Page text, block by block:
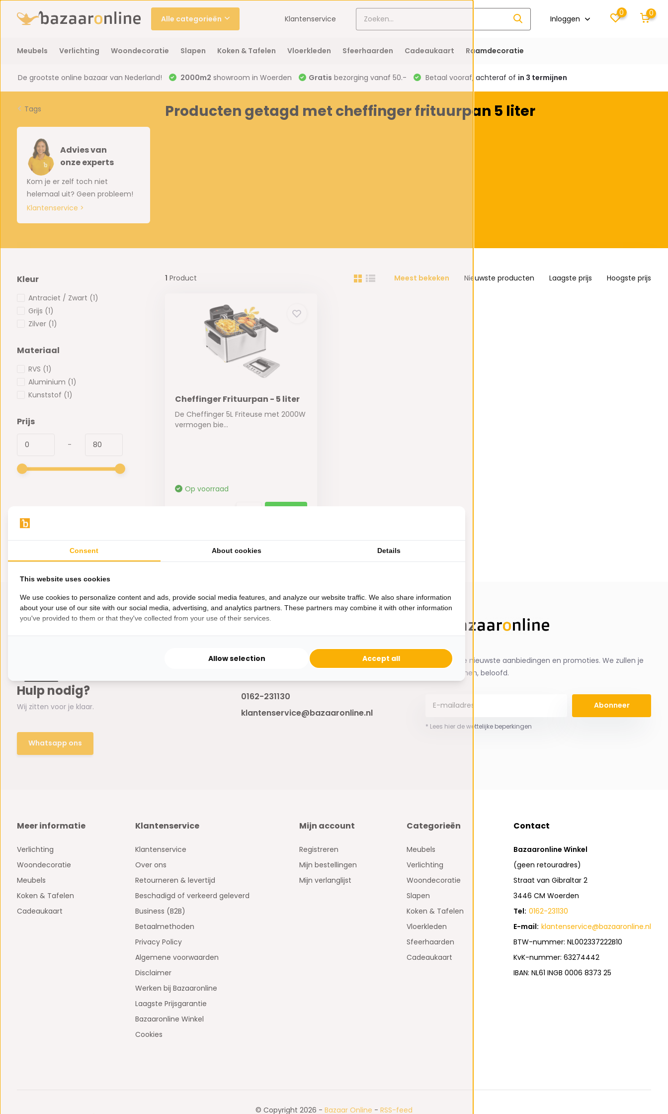
Alle categorieën Klantenservice Inloggen
0 0
Meubels Verlichting Woondecoratie Slapen Koken & Tafelen Vloerkleden Sfeerhaarden Cadeaukaart Raamdecoratie
De grootste online bazaar van Nederland! 2000m2 showroom in Woerden Gratis bezorging vanaf 50.- Betaal vooraf, achteraf of in 3 termijnen
Tags
Advies van
onze experts
Kom je er zelf toch niet
helemaal uit? Geen probleem!
Klantenservice >
Producten getagd met cheffinger frituurpan 5 liter
Kleur
Antraciet / Zwart (1)
Grijs (1)
Zilver (1)
Materiaal
RVS (1)
Aluminium (1)
Kunststof (1)
Prijs
-
1 Product Meest bekeken Nieuwste producten Laagste prijs Hoogste prijs
Cheffinger Frituurpan - 5 liter
De Cheffinger 5L Friteuse met 2000W
vermogen bie...
Op voorraad
Hulp nodig?
Wij zitten voor je klaar.
Whatsapp ons
Heb je een vraag?
Bereikbaar van ma - vr 10:00 tot 17:00
0162-231130
klantenservice@bazaaronline.nl
Ontvang de nieuwste aanbiedingen en promoties. We zullen je
niet spammen, beloofd.
Abonneer
* Lees hier de wettelijke beperkingen
Meer informatie
Verlichting
Woondecoratie
Meubels
Koken & Tafelen
Cadeaukaart
Klantenservice
Klantenservice
Over ons
Retourneren & levertijd
Beschadigd of verkeerd geleverd
Business (B2B)
Betaalmethoden
Privacy Policy
Algemene voorwaarden
Disclaimer
Werken bij Bazaaronline
Laagste Prijsgarantie
Bazaaronline Winkel
Cookies
Mijn account
Registreren
Mijn bestellingen
Mijn verlanglijst
Categorieën
Meubels
Verlichting
Woondecoratie
Slapen
Koken & Tafelen
Vloerkleden
Sfeerhaarden
Cadeaukaart
Contact
Bazaaronline Winkel
(geen retouradres)
Straat van Gibraltar 2
3446 CM Woerden
Tel: 0162-231130
E-mail: klantenservice@bazaaronline.nl
BTW-nummer: NL002337222B10
KvK-nummer: 63274442
IBAN: NL61 INGB 0006 8373 25
© Copyright 2026 - Bazaar Online - RSS-feed
Consent About cookies Details
This website uses cookies
We use cookies to personalize content and ads, provide social media features, and analyze our website traffic. We also share information
about your use of our site with our social media, advertising, and analytics partners. These partners may combine it with other information
you've provided to them or that they've collected from your use of their services.
Allow selection Accept all